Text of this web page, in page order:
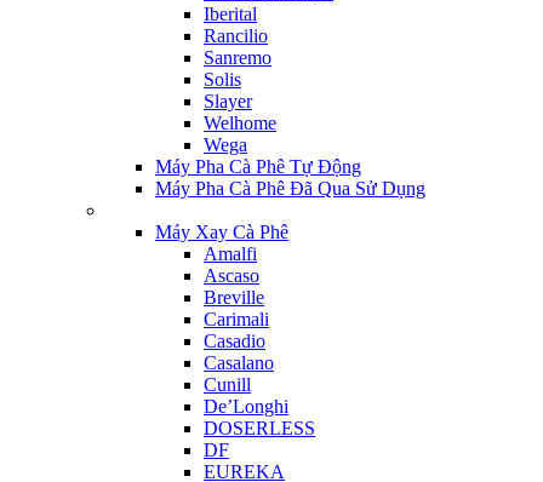
Iberital
Rancilio
Sanremo
Solis
Slayer
Welhome
Wega
Máy Pha Cà Phê Tự Động
Máy Pha Cà Phê Đã Qua Sử Dụng
Máy Xay Cà Phê
Amalfi
Ascaso
Breville
Carimali
Casadio
Casalano
Cunill
De’Longhi
DOSERLESS
DF
EUREKA